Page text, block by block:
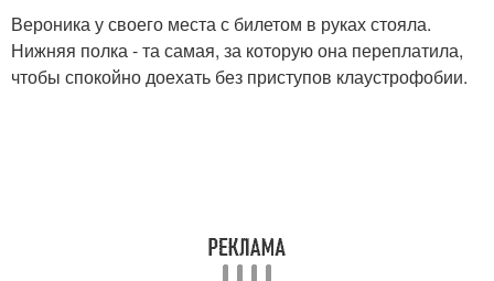
Вероника у своего места с билетом в руках стояла.
Нижняя полка - та самая, за которую она переплатила,
чтобы спокойно доехать без приступов клаустрофобии.